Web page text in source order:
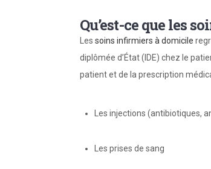
Qu’est-ce que les
Les soins infirmiers à domicile
diplômée d’État (IDE) chez le
patient et de la prescription
Les injections (antibiotiques,
Les prises de sang